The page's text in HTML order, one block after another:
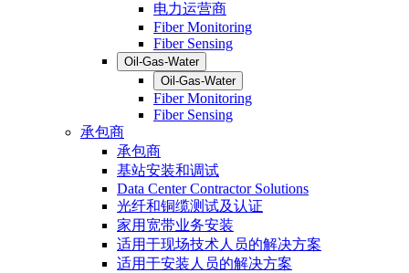
电力运营商
Fiber Monitoring
Fiber Sensing
Oil-Gas-Water
Oil-Gas-Water
Fiber Monitoring
Fiber Sensing
承包商
承包商
基站安装和调试
Data Center Contractor Solutions
光纤和铜缆测试及认证
家用宽带业务安装
适用于现场技术人员的解决方案
适用于安装人员的解决方案